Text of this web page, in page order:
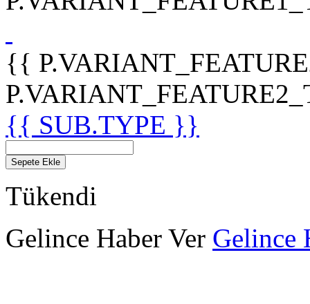
{{
{{ SUB.TYPE }}
Sepete Ekle
Tükendi
Gelince Haber Ver Gelince